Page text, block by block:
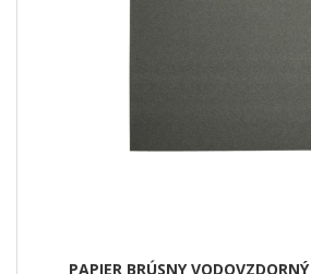
PAPIER BRÚSNY